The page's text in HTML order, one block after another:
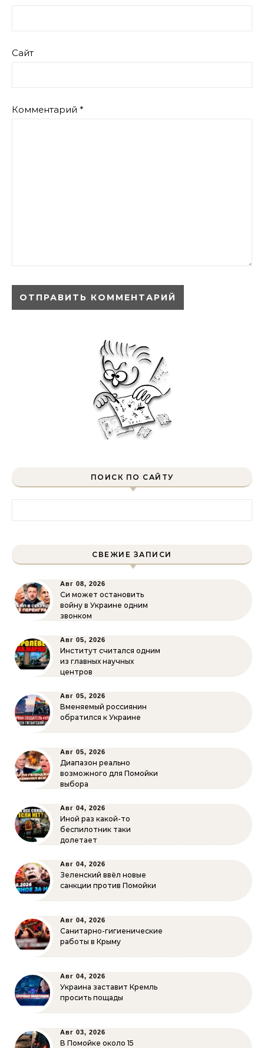
Сайт
Комментарий *
ПОИСК ПО САЙТУ
СВЕЖИЕ ЗАПИСИ
Авг 08, 2026
Си может остановить
войну в Украине одним
звонком
Авг 05, 2026
Институт считался одним
из главных научных
центров
Авг 05, 2026
Вменяемый россиянин
обратился к Украине
Авг 05, 2026
Диапазон реально
возможного для Помойки
выбора
Авг 04, 2026
Иной раз какой-то
беспилотник таки
долетает
Авг 04, 2026
Зеленский ввёл новые
санкции против Помойки
Авг 04, 2026
Санитарно-гигиенические
работы в Крыму
Авг 04, 2026
Украина заставит Кремль
просить пощады
Авг 03, 2026
В Помойке около 15